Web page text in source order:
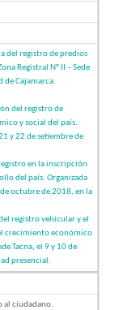
del registro de predios
Registral N° II – Sede
de Cajamarca.
del registro de
y social del país.
y 22 de setiembre de
en la inscripción
del país. Organizada
octubre de 2018, en la
registro vehicular y el
crecimiento económico
Tacna, el 9 y 10 de
presencial.
al ciudadano.